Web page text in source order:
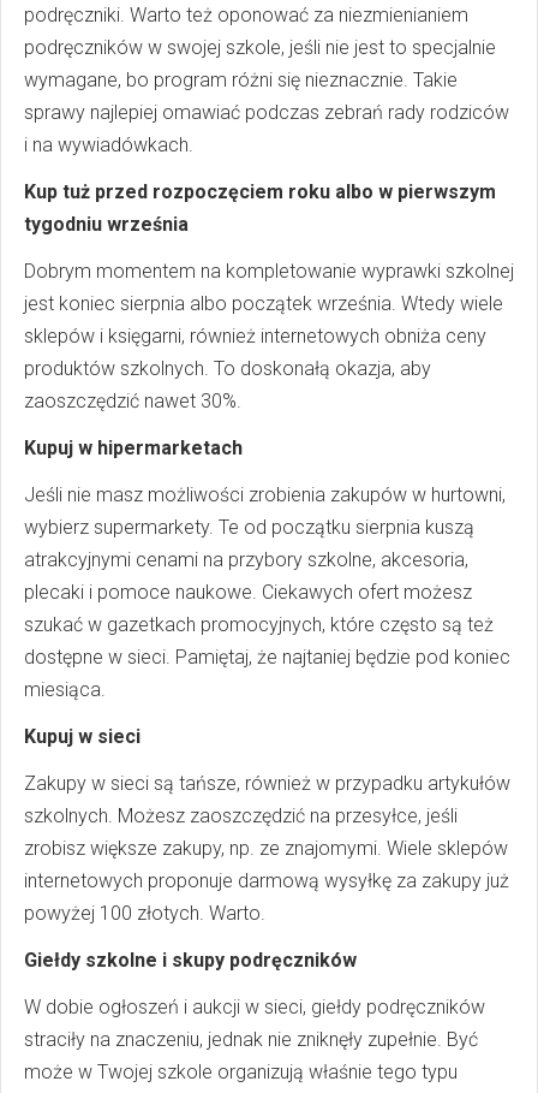
podręczniki. Warto też oponować za niezmienianiem
podręczników w swojej szkole, jeśli nie jest to specjalnie
wymagane, bo program różni się nieznacznie. Takie
sprawy najlepiej omawiać podczas zebrań rady rodziców
i na wywiadówkach.
Kup tuż przed rozpoczęciem roku albo w pierwszym
tygodniu września
Dobrym momentem na kompletowanie wyprawki szkolnej
jest koniec sierpnia albo początek września. Wtedy wiele
sklepów i księgarni, również internetowych obniża ceny
produktów szkolnych. To doskonałą okazja, aby
zaoszczędzić nawet 30%.
Kupuj w hipermarketach
Jeśli nie masz możliwości zrobienia zakupów w hurtowni,
wybierz supermarkety. Te od początku sierpnia kuszą
atrakcyjnymi cenami na przybory szkolne, akcesoria,
plecaki i pomoce naukowe. Ciekawych ofert możesz
szukać w gazetkach promocyjnych, które często są też
dostępne w sieci. Pamiętaj, że najtaniej będzie pod koniec
miesiąca.
Kupuj w sieci
Zakupy w sieci są tańsze, również w przypadku artykułów
szkolnych. Możesz zaoszczędzić na przesyłce, jeśli
zrobisz większe zakupy, np. ze znajomymi. Wiele sklepów
internetowych proponuje darmową wysyłkę za zakupy już
powyżej 100 złotych. Warto.
Giełdy szkolne i skupy podręczników
W dobie ogłoszeń i aukcji w sieci, giełdy podręczników
straciły na znaczeniu, jednak nie zniknęły zupełnie. Być
może w Twojej szkole organizują właśnie tego typu